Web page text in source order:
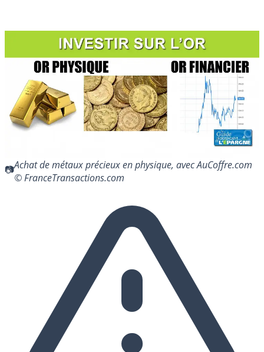
Achat de métaux précieux en physique, avec AuCoffre.com
© FranceTransactions.com